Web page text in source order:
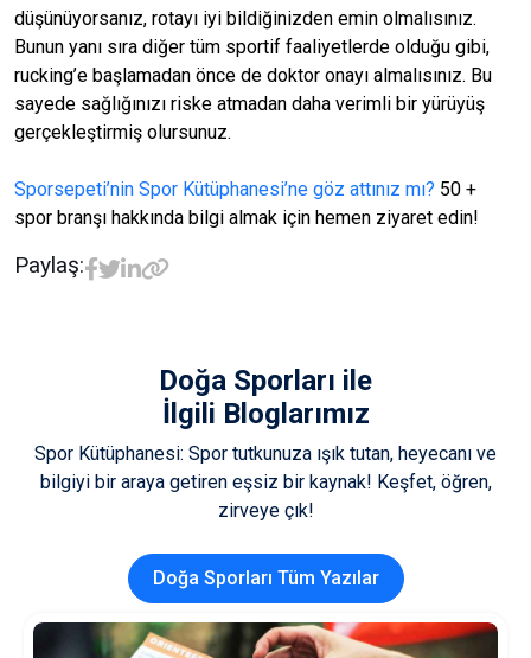
düşünüyorsanız, rotayı iyi bildiğinizden emin olmalısınız.
Bunun yanı sıra diğer tüm sportif faaliyetlerde olduğu gibi,
rucking’e başlamadan önce de doktor onayı almalısınız. Bu
sayede sağlığınızı riske atmadan daha verimli bir yürüyüş
gerçekleştirmiş olursunuz.
Sporsepeti’nin Spor Kütüphanesi’ne göz attınız mı? 50 +
spor branşı hakkında bilgi almak için hemen ziyaret edin!
Paylaş:
Doğa Sporları ile
İlgili Bloglarımız
Spor Kütüphanesi: Spor tutkunuza ışık tutan, heyecanı ve
bilgiyi bir araya getiren eşsiz bir kaynak! Keşfet, öğren,
zirveye çık!
Doğa Sporları Tüm Yazılar